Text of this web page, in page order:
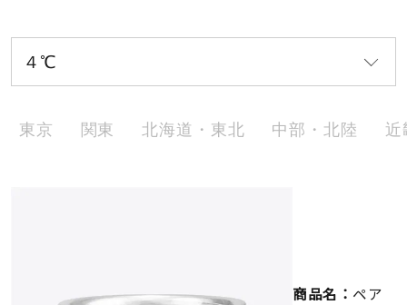
～
東京 関東 北海道・東北 中部・北陸 近
商品名： ペア